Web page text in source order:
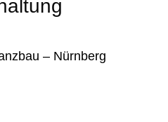
– Nürnberg